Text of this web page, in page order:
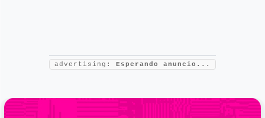
advertising: Esperando anuncio...